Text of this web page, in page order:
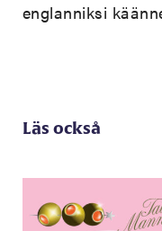
englanniksi
Läs också